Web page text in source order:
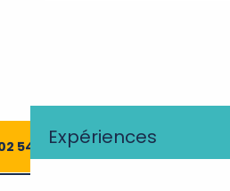
Expériences
54 82 92▒▒